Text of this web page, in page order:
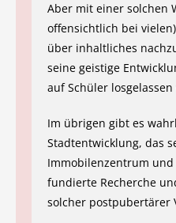
Aber mit einer solchen
offensichtlich bei
über inhaltliches
seine geistige
auf Schüler
Im übrigen gibt es
Stadtentwicklung, das
Immobilenzentrum
fundierte Recherche
solcher postpubertärer